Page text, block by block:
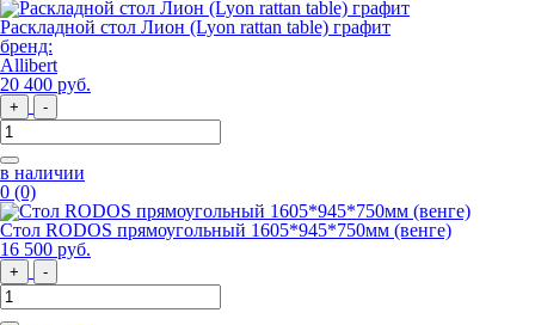
Раскладной стол Лион (Lyon rattan table) графит
бренд:
Allibert
20 400 руб.
+ -
в наличии
0 (0)
Стол RODOS прямоугольный 1605*945*750мм (венге)
16 500 руб.
+ -